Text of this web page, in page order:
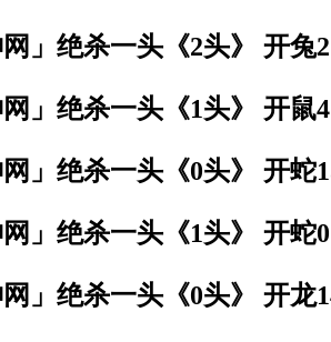
」绝杀一头《2头》 开兔
」绝杀一头《1头》 开鼠
」绝杀一头《0头》 开蛇
」绝杀一头《1头》 开蛇
」绝杀一头《0头》 开龙